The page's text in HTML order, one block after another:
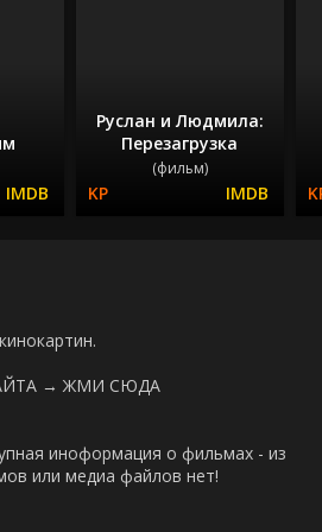
Руслан и Людмила:
Перезагрузка
(фильм)
→ ЖМИ СЮДА
иноформация о фильмах - из
или медиа файлов нет!